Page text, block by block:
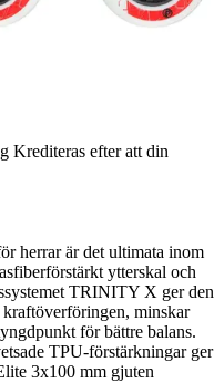
Krediteras efter att din
herrar är det ultimata inom
ytterskal och
TRINITY X ger den
minskar
för bättre balans.
TPU-förstärkningar ger
3x100 mm gjuten